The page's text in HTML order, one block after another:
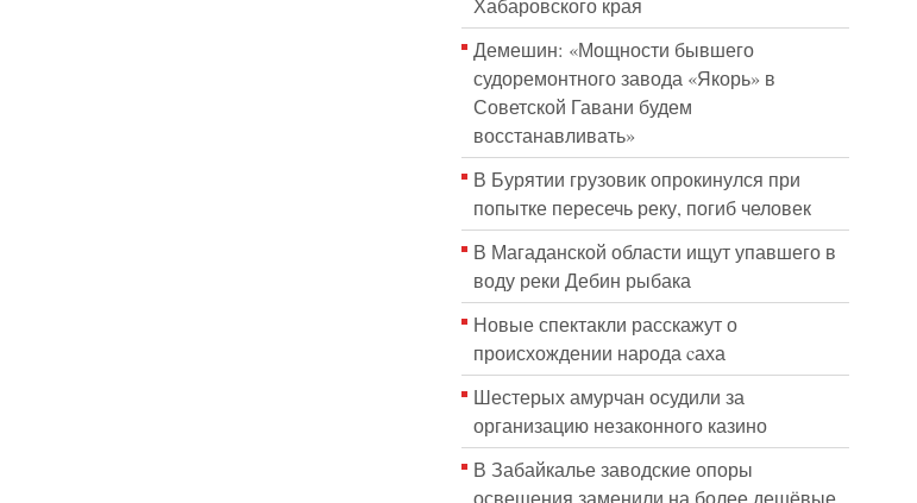
Хабаровского края
Демешин: «Мощности бывшего
судоремонтного завода «Якорь» в
Советской Гавани будем
восстанавливать»
В Бурятии грузовик опрокинулся при
попытке пересечь реку, погиб человек
В Магаданской области ищут упавшего в
воду реки Дебин рыбака
Новые спектакли расскажут о
происхождении народа cаха
Шестерых амурчан осудили за
организацию незаконного казино
В Забайкалье заводские опоры